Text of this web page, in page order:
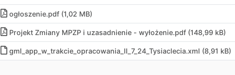
ogłoszenie.pdf (1,02 MB)
Projekt Zmiany MPZP i uzasadnienie - wyłożenie.pdf (148,99 kB)
gml_app_w_trakcie_opracowania_II_7_24_Tysiaclecia.xml (8,91 kB)